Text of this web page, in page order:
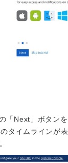
「Next」ボタンを
タイムラインが